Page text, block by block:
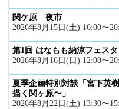
関ケ原 夜市
2026年8月15日(土) 16:00〜
第1回 はなもも納涼フェスタ
2026年8月16日(日) 12:00〜
夏季企画特別対談「宮下英
描く関ヶ原〜」
2026年8月22日(土) 13:30〜